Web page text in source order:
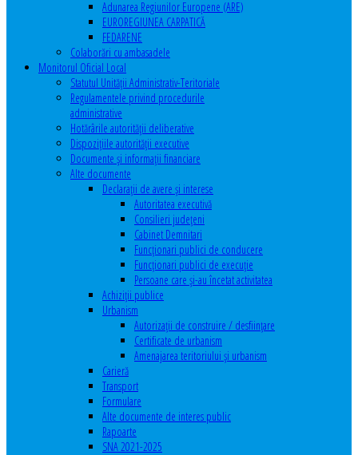
Adunarea Regiunilor Europene (ARE)
EUROREGIUNEA CARPATICĂ
FEDARENE
Colaborări cu ambasadele
Monitorul Oficial Local
Statutul Unităţii Administrativ-Teritoriale
Regulamentele privind procedurile
administrative
Hotărârile autorităţii deliberative
Dispoziţiile autorităţii executive
Documente şi informaţii financiare
Alte documente
Declaraţii de avere şi interese
Autoritatea executivă
Consilieri judeţeni
Cabinet Demnitari
Funcţionari publici de conducere
Funcționari publici de execuție
Persoane care şi-au încetat activitatea
Achiziţii publice
Urbanism
Autorizații de construire / desființare
Certificate de urbanism
Amenajarea teritoriului şi urbanism
Carieră
Transport
Formulare
Alte documente de interes public
Rapoarte
SNA 2021-2025